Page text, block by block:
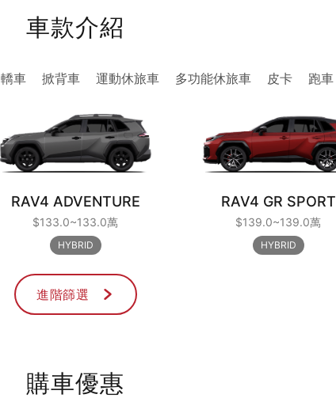
車款介紹
轎車 掀背車 運動休旅車 多功能休旅車 皮卡 跑車
RAV4 ADVENTURE
$133.0~133.0萬
HYBRID
RAV4 GR SPORT
$139.0~139.0萬
HYBRID
進階篩選
購車優惠